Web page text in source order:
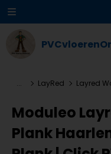
... LayRed Layred
Moduleo
Plank